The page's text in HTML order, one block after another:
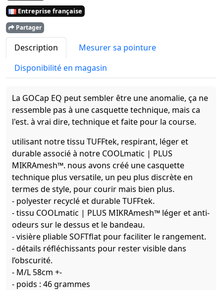
Entreprise française
Partager
Description
Mesurer sa pointure
Disponibilité en magasin
La GOCap EQ peut sembler être une anomalie, ça ne
ressemble pas à une casquette technique, mais ca
l'est. à vrai dire, technique et faite pour la course.
utilisant notre tissu TUFFtek, respirant, léger et
durable associé à notre COOLmatic | PLUS
MIKRAmesh™. nous avons créé une casquette
technique plus versatile, un peu plus discrète en
termes de style, pour courir mais bien plus.
- polyester recyclé et durable TUFFtek.
- tissu COOLmatic | PLUS MIKRAmesh™ léger et anti-
odeurs sur le dessus et le bandeau.
- visière pliable SOFTflat pour faciliter le rangement.
- détails réfléchissants pour rester visible dans
l’obscurité.
- M/L 58cm +-
- poids : 46 grammes